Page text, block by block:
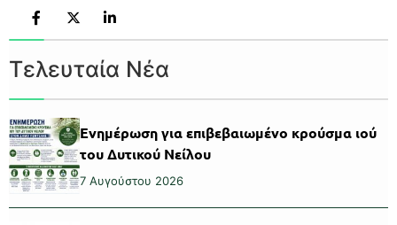
Τελευταία Νέα
Ενημέρωση για επιβεβαιωμένο κρούσμα ιού
του Δυτικού Νείλου
7 Αυγούστου 2026